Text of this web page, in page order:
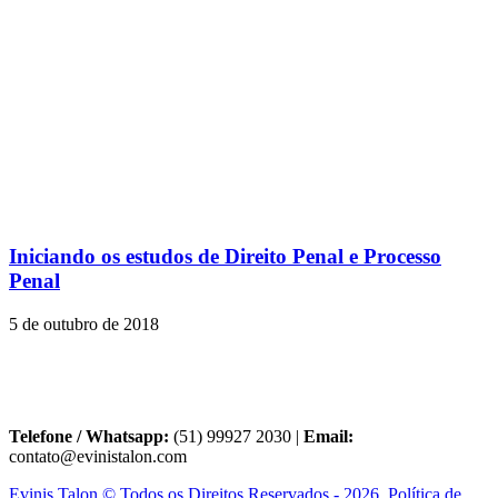
Iniciando os estudos de Direito Penal e Processo
Penal
5 de outubro de 2018
Telefone / Whatsapp: (51) 99927 2030 | Email:
contato@evinistalon.com
Evinis Talon © Todos os Direitos Reservados - 2026. Política de